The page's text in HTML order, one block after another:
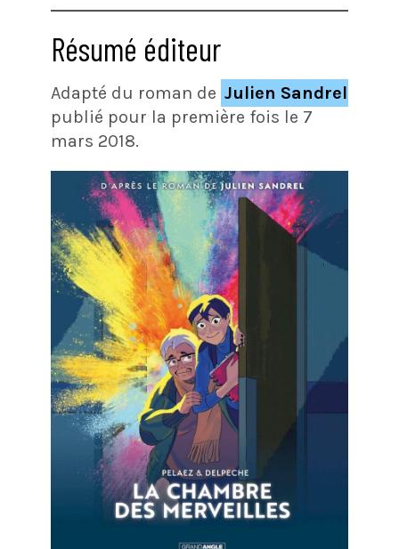
Résumé éditeur
Adapté du roman de Julien Sandrel
publié pour la première fois le 7
mars 2018.